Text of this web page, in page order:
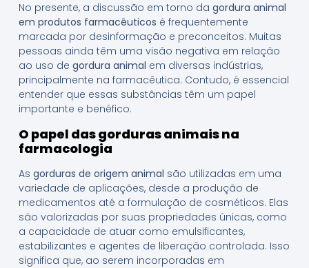
No presente, a discussão em torno da gordura animal
em produtos farmacêuticos é frequentemente
marcada por desinformação e preconceitos. Muitas
pessoas ainda têm uma visão negativa em relação
ao uso de gordura animal em diversas indústrias,
principalmente na farmacêutica. Contudo, é essencial
entender que essas substâncias têm um papel
importante e benéfico.
O papel das gorduras animais na
farmacologia
As gorduras de origem animal são utilizadas em uma
variedade de aplicações, desde a produção de
medicamentos até a formulação de cosméticos. Elas
são valorizadas por suas propriedades únicas, como
a capacidade de atuar como emulsificantes,
estabilizantes e agentes de liberação controlada. Isso
significa que, ao serem incorporadas em